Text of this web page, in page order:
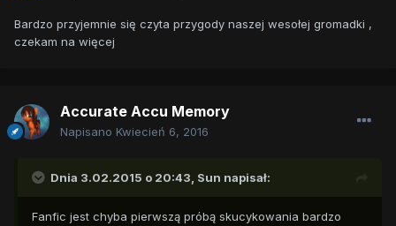
Bardzo przyjemnie się czyta przygody naszej wesołej gromadki ,
czekam na więcej
Accurate Accu Memory
Napisano Kwiecień 6, 2016
Dnia 3.02.2015 o 20:43, Sun napisał:
Fanfic jest chyba pierwszą próbą skucykowania bardzo